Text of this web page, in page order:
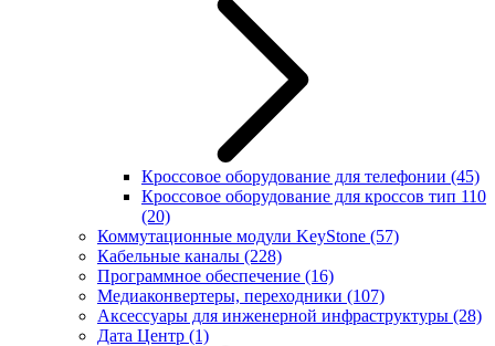
Кроссовое оборудование для телефонии (45)
Кроссовое оборудование для кроссов тип 110
(20)
Коммутационные модули KeyStone (57)
Кабельные каналы (228)
Программное обеспечение (16)
Медиаконвертеры, переходники (107)
Аксессуары для инженерной инфраструктуры (28)
Дата Центр (1)